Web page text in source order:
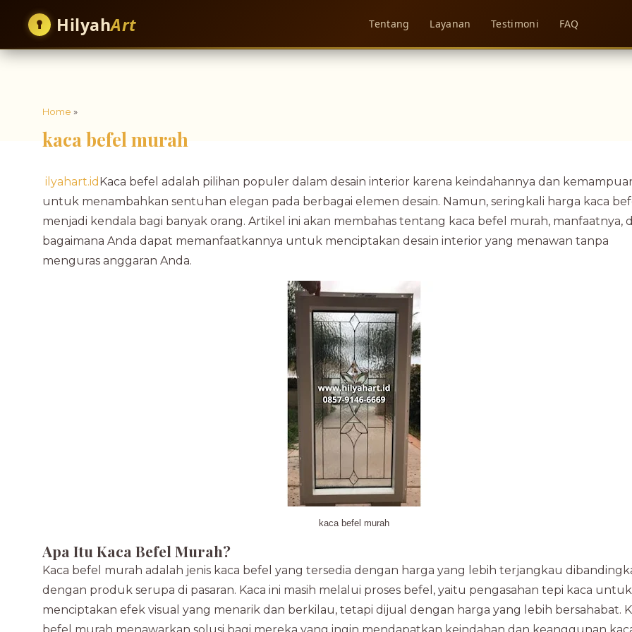
HilyahArt Tentang Layanan Testimoni FAQ
Home »
kaca befel murah
ilyahart.id Kaca befel adalah pilihan populer dalam desain interior karena keindahannya dan
untuk menambahkan sentuhan elegan pada berbagai elemen desain. Namun, seringkali harga kaca
menjadi kendala bagi banyak orang. Artikel ini akan membahas tentang kaca befel murah, manfaatnya,
bagaimana Anda dapat memanfaatkannya untuk menciptakan desain interior yang menawan tanpa
menguras anggaran Anda.
kaca befel murah
Apa Itu Kaca Befel Murah?
Kaca befel murah adalah jenis kaca befel yang tersedia dengan harga yang lebih terjangkau
dengan produk serupa di pasaran. Kaca ini masih melalui proses befel, yaitu pengasahan tepi kaca untuk
menciptakan efek visual yang menarik dan berkilau, tetapi dijual dengan harga yang lebih bersahabat.